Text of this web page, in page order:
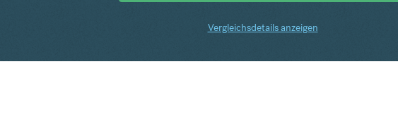
Vergleichsdetails anzeigen